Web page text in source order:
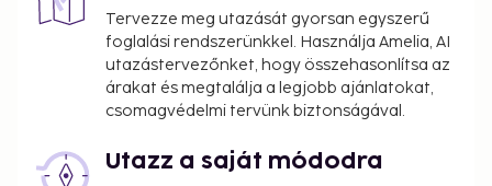
Tervezze meg utazását gyorsan egyszerű
foglalási rendszerünkkel. Használja Amelia, AI
utazástervezőnket, hogy összehasonlítsa az
árakat és megtalálja a legjobb ajánlatokat,
csomagvédelmi tervünk biztonságával.
Utazz a saját módodra